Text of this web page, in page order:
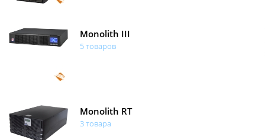
Monolith III
5 товаров
Monolith RT
3 товара